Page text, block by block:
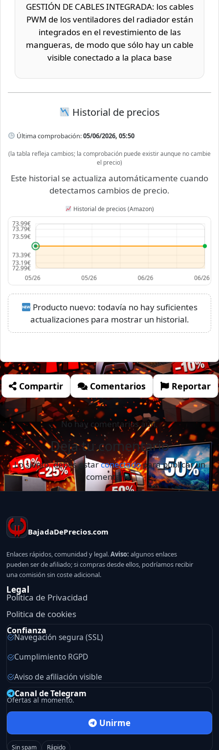
GESTIÓN DE CABLES INTEGRADA: los cables
PWM de los ventiladores del radiador están
integrados en el revestimiento de las
mangueras, de modo que sólo hay un cable
visible conectado a la placa base
Historial de precios
Última comprobación:05/06/2026, 05:50
(la tabla refleja cambios; la comprobación puede existir aunque no cambie
el precio)
Este historial se actualiza automáticamente cuando
detectamos cambios de precio.
Historial de precios (Amazon)
Producto nuevo: todavía no hay suficientes
actualizaciones para mostrar un historial.
Compartir Comentarios Reportar
No hay comentarios aún.
Deja tu comentario
Lo siento, debes estarconectadopara publicar un
comentario.
BajadaDePrecios.com
Enlaces rápidos, comunidad y legal.Aviso: algunos enlaces
pueden ser de afiliado; si compras desde ellos, podríamos recibir
una comisión sin coste adicional.
Legal
Politica de Privacidad
Politica de cookies
Confianza
Navegación segura (SSL)
Cumplimiento RGPD
Aviso de afiliación visible
Canal de Telegram
Ofertas al momento.
Unirme
Sin spam Rápido